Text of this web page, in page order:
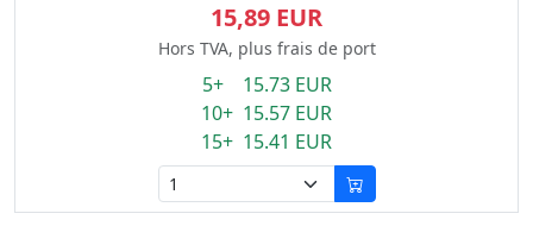
15,89 EUR
Hors TVA, plus frais de port
5+ 15.73 EUR
10+ 15.57 EUR
15+ 15.41 EUR